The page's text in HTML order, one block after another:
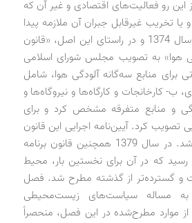
رو فعالیت‌های اقتصادی و غیر آن که
تخریب غیرقابل جبران آن ملازمه پیدا
کند، ممنوع است.» در سال 1374 و در راستای این اصل، «قانون
هوا» به تصویب مجلس شورای اسلامی
برای منابع سه‌گانه آلودگی هوا، شامل
ب- کارخانجات و کارگاه‌ها و نیروگاه‌ها و
و منابع متفرقه مشخص کرد و برای
تصویب کرد. آیین‌نامه اجرایی این قانون
در سال 1379 تصویب شد. در سال 1379 همچنین قانون برنامه
که در آن برای نخستین بار، محیط
و گسترده‌تر از گذشته مطرح شد. فصل
به مساله سیاست‌های زیست‌محیطی
موارد مطرح‌شده در این فصل، منحصراً